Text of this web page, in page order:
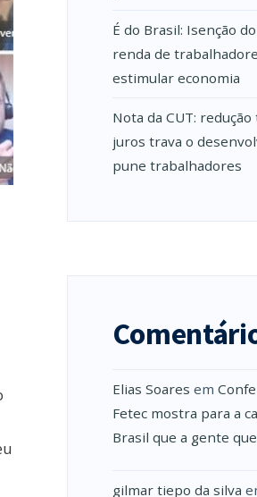
É do Brasil: Isenção
renda de
estimular economia
Nota da CUT:
juros trava o
pune trabalhadores
Elias Soares em
Fetec mostra para a
Brasil que a gente
gilmar tiepo da silva